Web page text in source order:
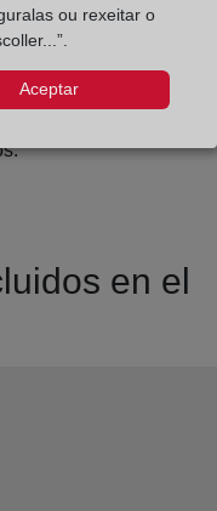
en el
ou rexeitar o
Aceptar